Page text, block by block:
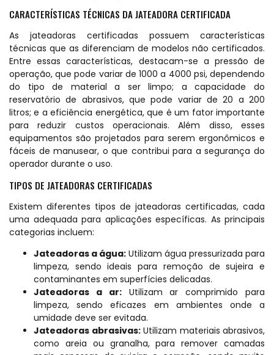
CARACTERÍSTICAS TÉCNICAS DA JATEADORA CERTIFICADA
As jateadoras certificadas possuem características
técnicas que as diferenciam de modelos não certificados.
Entre essas características, destacam-se a pressão de
operação, que pode variar de 1000 a 4000 psi, dependendo
do tipo de material a ser limpo; a capacidade do
reservatório de abrasivos, que pode variar de 20 a 200
litros; e a eficiência energética, que é um fator importante
para reduzir custos operacionais. Além disso, esses
equipamentos são projetados para serem ergonômicos e
fáceis de manusear, o que contribui para a segurança do
operador durante o uso.
TIPOS DE JATEADORAS CERTIFICADAS
Existem diferentes tipos de jateadoras certificadas, cada
uma adequada para aplicações específicas. As principais
categorias incluem:
Jateadoras a água: Utilizam água pressurizada para
limpeza, sendo ideais para remoção de sujeira e
contaminantes em superfícies delicadas.
Jateadoras a ar:Utilizam ar comprimido para
limpeza, sendo eficazes em ambientes onde a
umidade deve ser evitada.
Jateadoras abrasivas:Utilizam materiais abrasivos,
como areia ou granalha, para remover camadas